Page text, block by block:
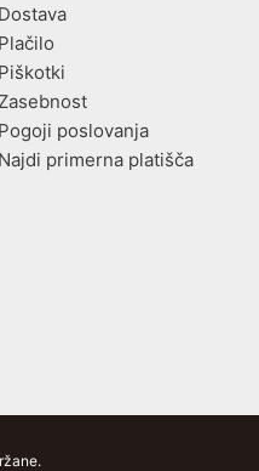
Dostava
Plačilo
Piškotki
Zasebnost
Pogoji poslovanja
Najdi primerna platišča